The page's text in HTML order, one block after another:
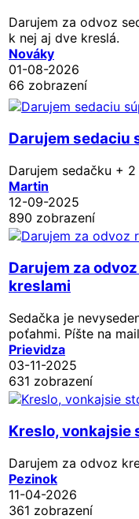
Darujem za odvoz
k nej aj dve kreslá.
Nováky
01-08-2026
66 zobrazení
Darujem sedaciu
Darujem sedačku +
Martin
12-09-2025
890 zobrazení
Darujem za
kreslami
Sedačka je
poťahmi. Píšte na
Prievidza
03-11-2025
631 zobrazení
Kreslo, vonkajsie
Darujem za odvoz
Pezinok
11-04-2026
361 zobrazení